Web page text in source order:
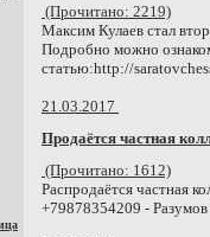
(Прочитано: 2219)
Максим Кулаев стал
Подробно можно
статью:http://
21.03.2017
Продаётся частная
(Прочитано: 1612)
Распродаётся частная
+79878354209 -